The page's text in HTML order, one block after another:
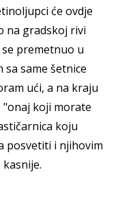
će ovdje
na gradskoj rivi
premetnuo u
same šetnice
ući, a na kraju
koji morate
koju
posvetiti i njihovim